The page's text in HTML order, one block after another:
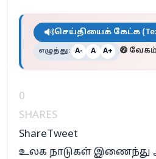
செய்தியைக் கேட்க
எழுத்து: A- A A+
0
SHARES
ShareTweet
உலக நாடுகள் இணைந்து